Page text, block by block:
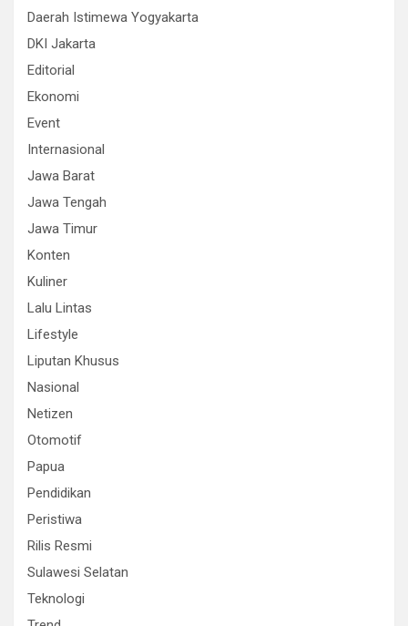
Daerah Istimewa Yogyakarta
DKI Jakarta
Editorial
Ekonomi
Event
Internasional
Jawa Barat
Jawa Tengah
Jawa Timur
Konten
Kuliner
Lalu Lintas
Lifestyle
Liputan Khusus
Nasional
Netizen
Otomotif
Papua
Pendidikan
Peristiwa
Rilis Resmi
Sulawesi Selatan
Teknologi